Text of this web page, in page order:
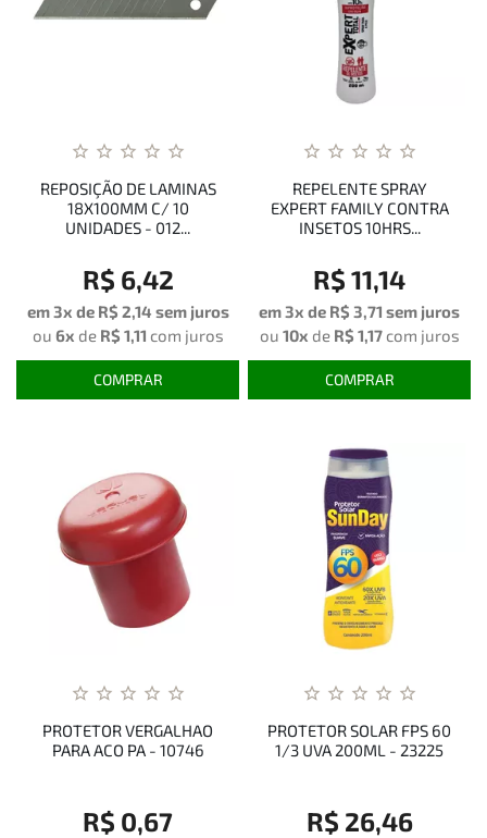
REPOSIÇÃO DE LAMINAS
18X100MM C/ 10
UNIDADES - 012...
R$ 6,42
em 3x de R$ 2,14 sem juros
ou 6x de R$ 1,11 com juros
COMPRAR
REPELENTE SPRAY
EXPERT FAMILY CONTRA
INSETOS 10HRS...
R$ 11,14
em 3x de R$ 3,71 sem juros
ou 10x de R$ 1,17 com juros
COMPRAR
PROTETOR VERGALHAO
PARA ACO PA - 10746
R$ 0,67
PROTETOR SOLAR FPS 60
1/3 UVA 200ML - 23225
R$ 26,46